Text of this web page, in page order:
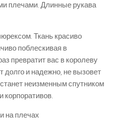
плечами. Длинные рукава
Ткань красиво
поблескивая в
превратит вас в королеву
и надежно, не вызовет
неизменным спутником
корпоративов.
на плечах